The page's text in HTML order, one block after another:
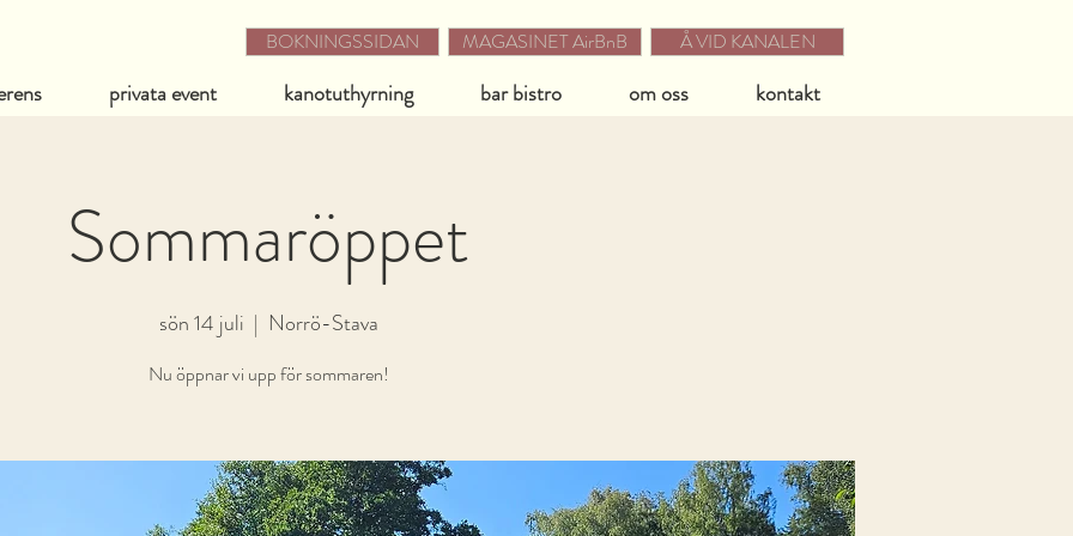
Å VID KANALEN
BOKNINGSSIDAN MAGASINET AirBnB
privata event kanotuthyrning bar bistro om oss kontakt
Sommaröppet
sön 14 juli
  |
Norrö-Stava
Nu öppnar vi upp för sommaren!